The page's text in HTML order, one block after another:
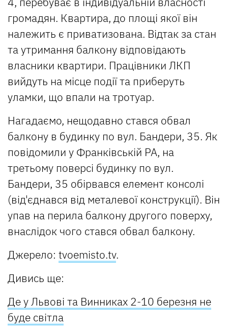
громадян. Квартира, до площі якої він
належить є приватизована. Відтак за стан
та утримання балкону відповідають
власники квартири. Працівники ЛКП
вийдуть на місце події та приберуть
уламки, що впали на тротуар.
Нагадаємо, нещодавно стався обвал
балкону в будинку по вул. Бандери, 35. Як
повідомили у Франківській РА, на
третьому поверсі будинку по вул.
Бандери, 35 обірвався елемент консолі
(від'єднався від металевої конструкції). Він
упав на перила балкону другого поверху,
внаслідок чого стався обвал балкону.
Джерело: tvoemisto.tv.
Дивись ще:
Де у Львові та Винниках 2-10 березня не
буде світла